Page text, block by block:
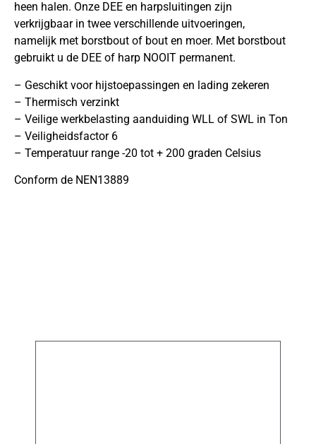
heen halen. Onze DEE en harpsluitingen zijn
verkrijgbaar in twee verschillende uitvoeringen,
namelijk met borstbout of bout en moer. Met borstbout
gebruikt u de DEE of harp NOOIT permanent.
– Geschikt voor hijstoepassingen en lading zekeren
– Thermisch verzinkt
– Veilige werkbelasting aanduiding WLL of SWL in Ton
– Veiligheidsfactor 6
– Temperatuur range -20 tot + 200 graden Celsius
Conform de NEN13889